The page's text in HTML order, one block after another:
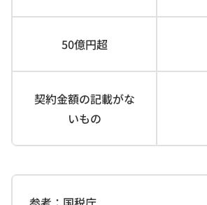
50億円超
契約金額の記載がな
いもの